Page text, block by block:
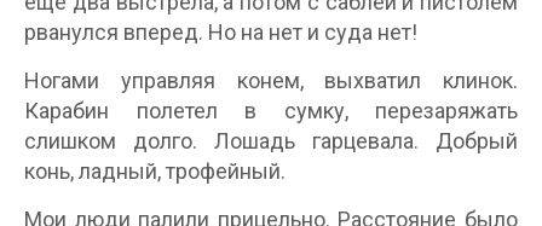
рванулся вперед. Но на нет и суда нет!
Ногами управляя конем, выхватил клинок.
Карабин полетел в сумку, перезаряжать
слишком долго. Лошадь гарцевала. Добрый
конь, ладный, трофейный.
Мои люди палили прицельно. Расстояние было